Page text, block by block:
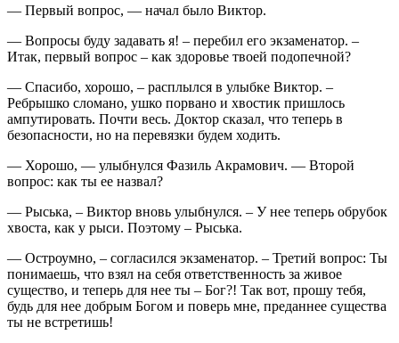
— Первый вопрос, — начал было Виктор.
— Вопросы буду задавать я! – перебил его экзаменатор. –
Итак, первый вопрос – как здоровье твоей подопечной?
— Спасибо, хорошо, – расплылся в улыбке Виктор. –
Ребрышко сломано, ушко порвано и хвостик пришлось
ампутировать. Почти весь. Доктор сказал, что теперь в
безопасности, но на перевязки будем ходить.
— Хорошо, — улыбнулся Фазиль Акрамович. — Второй
вопрос: как ты ее назвал?
— Рыська, – Виктор вновь улыбнулся. – У нее теперь обрубок
хвоста, как у рыси. Поэтому – Рыська.
— Остроумно, – согласился экзаменатор. – Третий вопрос: Ты
понимаешь, что взял на себя ответственность за живое
существо, и теперь для нее ты – Бог?! Так вот, прошу тебя,
будь для нее добрым Богом и поверь мне, преданнее существа
ты не встретишь!